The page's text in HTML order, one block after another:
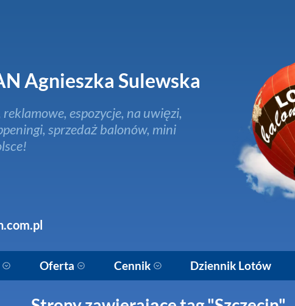
Agnieszka Sulewska
espozycje, na uwięzi,
sprzedaż balonów, mini
Oferta Cennik Dziennik Lotów